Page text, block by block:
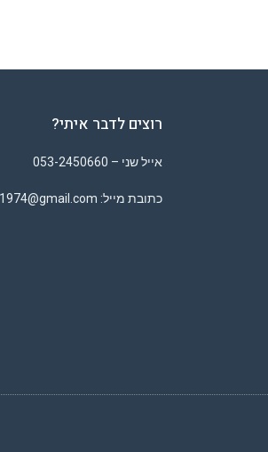
רוצים לדבר איתי?
אייל שני – 053-2450660
כתובת מייל: eyals1974@gmail.com